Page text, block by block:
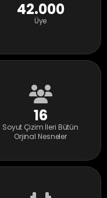
42.000
Üye
16
Soyut Çizim İleri Bütün
Orjinal Nesneler